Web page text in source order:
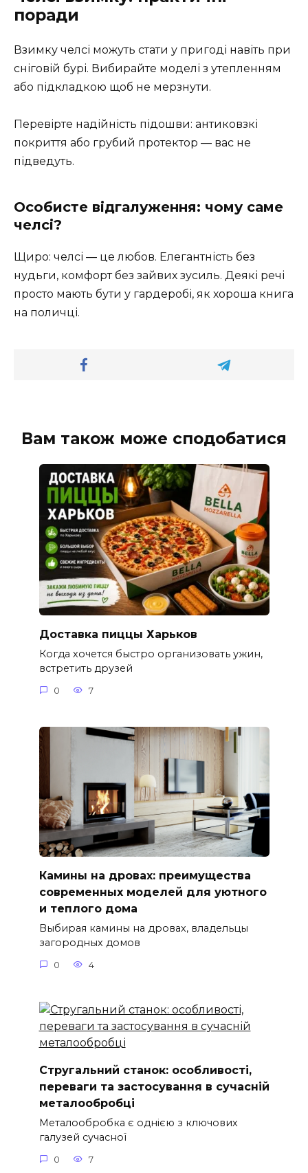
поради
Взимку челсі можуть стати у пригоді навіть при
сніговій бурі. Вибирайте моделі з утепленням
або підкладкою щоб не мерзнути.
Перевірте надійність підошви: антиковзкі
покриття або грубий протектор — вас не
підведуть.
Особисте відгалуження: чому саме
челсі?
Щиро: челсі — це любов. Елегантність без
нудьги, комфорт без зайвих зусиль. Деякі речі
просто мають бути у гардеробі, як хороша книга
на поличці.
Вам також може сподобатися
Доставка пиццы Харьков
Когда хочется быстро организовать ужин,
встретить друзей
0 7
Камины на дровах: преимущества
современных моделей для уютного
и теплого дома
Выбирая камины на дровах, владельцы
загородных домов
0 4
Стругальний станок: особливості,
переваги та застосування в сучасній
металообробці
Металообробка є однією з ключових
галузей сучасної
0 7